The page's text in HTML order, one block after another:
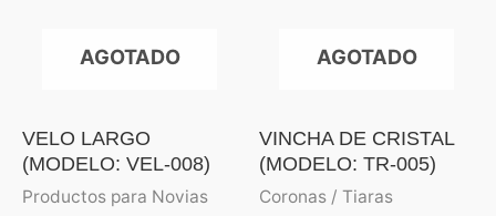
AGOTADO
VELO LARGO
(MODELO: VEL-008)
Productos para Novias
AGOTADO
VINCHA DE CRISTAL
(MODELO: TR-005)
Coronas / Tiaras